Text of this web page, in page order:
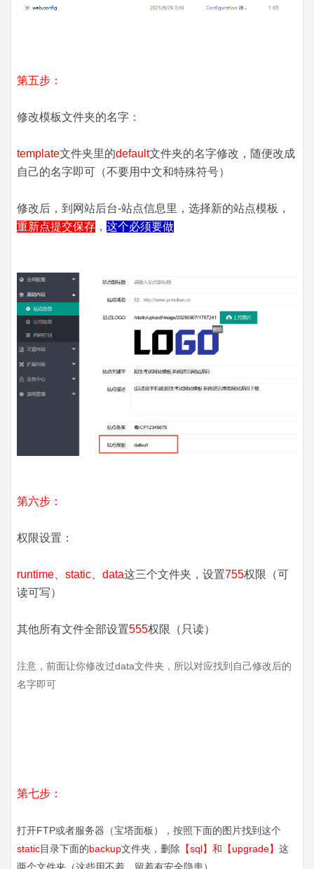
第五步：
修改模板文件夹的名字：
template文件夹里的default文件夹的名字修改，随便改成
自己的名字即可（不要用中文和特殊符号）
修改后，到网站后台-站点信息里，选择新的站点模板，
重新点提交保存 ， 这个必须要做
第六步：
权限设置：
runtime、static、data这三个文件夹，设置755权限（可
读可写）
其他所有文件全部设置555权限（只读）
注意，前面让你修改过data文件夹，所以对应找到自己修改后的
名字即可
第七步：
打开FTP或者服务器（宝塔面板），按照下面的图片找到这个
static目录下面的backup文件夹，删除 【sql】和【upgrade】 这